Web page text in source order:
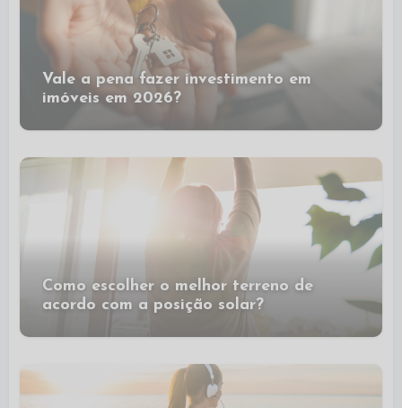
Vale a pena fazer investimento em
imóveis em 2026?
Como escolher o melhor terreno de
acordo com a posição solar?